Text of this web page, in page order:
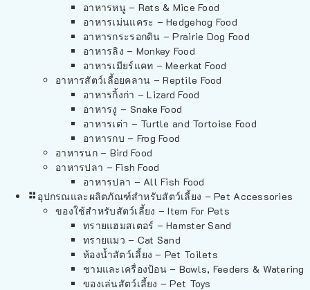
อาหารหนู – Rats & Mice Food
อาหารเม่นแคระ – Hedgehog Food
อาหารกระรอกดิน – Prairie Dog Food
อาหารลิง – Monkey Food
อาหารเมียร์แคท – Meerkat Food
อาหารสัตว์เลี้อยคลาน – Reptile Food
อาหารกิ้งก่า – Lizard Food
อาหารงู – Snake Food
อาหารเต่า – Turtle and Tortoise Food
อาหารกบ – Frog Food
อาหารนก – Bird Food
อาหารปลา – Fish Food
อาหารปลา – All Fish Food
อุปกรณและผลิตภัณฑ์สำหรับสัตว์เลี้ยง – Pet Accessories
ของใช้สำหรับสัตว์เลี้ยง – Item For Pets
ทรายแฮมสเตอร์ – Hamster Sand
ทรายแมว – Cat Sand
ห้องน้ำสัตว์เลี้ยง – Pet Toilets
ชามและเครื่องป้อน – Bowls, Feeders & Watering
ของเล่นสัตว์เลี้ยง – Pet Toys